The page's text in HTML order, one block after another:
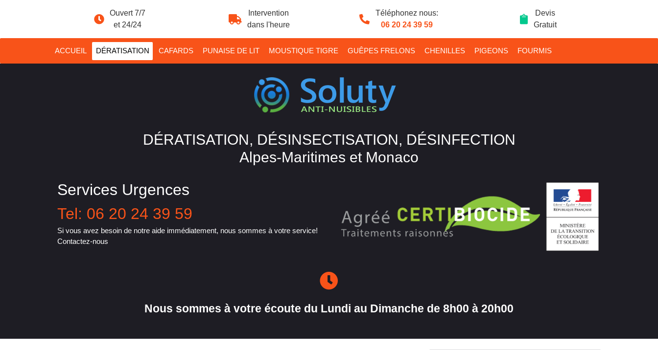
Ouvert 7/7
et 24/24
Intervention
dans l'heure
Téléphonez nous:
06 20 24 39 59
Devis
Gratuit
ACCUEIL DÉRATISATION CAFARDS PUNAISE DE LIT MOUSTIQUE TIGRE GUÊPES FRELONS CHENILLES PIGEONS FOURMIS
DÉRATISATION, DÉSINSECTISATION, DÉSINFECTION
Alpes-Maritimes et Monaco
Services Urgences
Tel: 06 20 24 39 59
Si vous avez besoin de notre aide immédiatement, nous sommes à votre service!
Contactez-nous
Nous sommes à votre écoute du Lundi au Dimanche de 8h00 à 20h00